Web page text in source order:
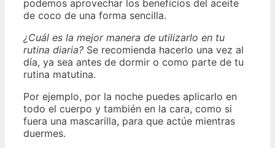
podemos aprovechar los beneficios del aceite
de coco de una forma sencilla.
¿Cuál es la mejor manera de utilizarlo en tu
rutina diaria? Se recomienda hacerlo una vez al
día, ya sea antes de dormir o como parte de tu
rutina matutina.
Por ejemplo, por la noche puedes aplicarlo en
todo el cuerpo y también en la cara, como si
fuera una mascarilla, para que actúe mientras
duermes.